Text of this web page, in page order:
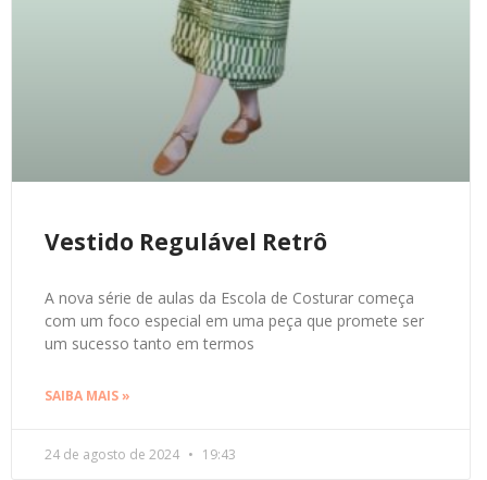
Vestido Regulável Retrô
A nova série de aulas da Escola de Costurar começa
com um foco especial em uma peça que promete ser
um sucesso tanto em termos
SAIBA MAIS »
24 de agosto de 2024 19:43